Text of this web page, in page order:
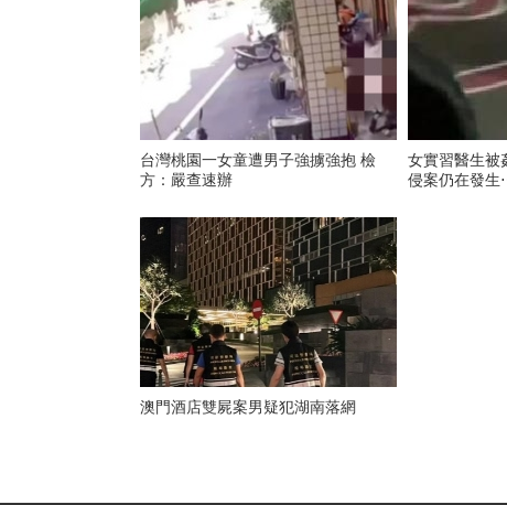
台灣桃園一女童遭男子強擄強抱 檢
方：嚴查速辦
女實習醫生被
侵案仍在發
澳門酒店雙屍案男疑犯湖南落網